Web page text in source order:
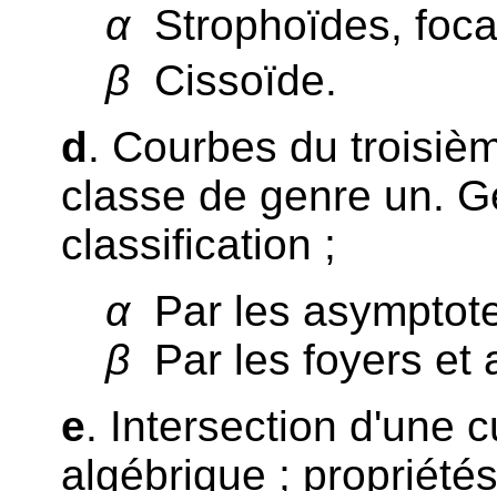
αStrophoïdes,
β Cissoïde.
d. Courbes du
classe de genre un.
classification ;
αPar les
β Par les foyers et
e. Intersection d'une
algébrique ;